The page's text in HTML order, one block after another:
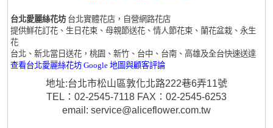
台北愛麗絲花坊 台北實體花店，自營網路花店
提供鮮花訂花、生日花束、母親節送花、情人節花束、蘭花盆栽、永生
花
台北、新北當日送花，桃園、新竹、台中、台南、高雄及全台快速送達
查看台北愛麗絲花坊 Google 地圖與顧客評論
地址:台北市松山區敦化北路222巷6弄11號
TEL：02-2545-7118 FAX：02-2545-6253
email: service@aliceflower.com.tw